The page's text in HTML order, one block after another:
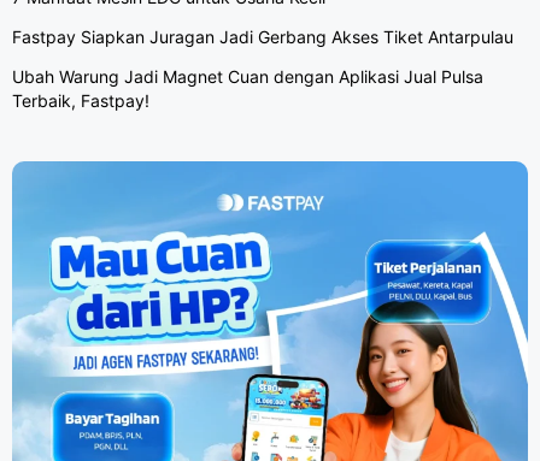
Fastpay Siapkan Juragan Jadi Gerbang Akses Tiket Antarpulau
Ubah Warung Jadi Magnet Cuan dengan Aplikasi Jual Pulsa
Terbaik, Fastpay!